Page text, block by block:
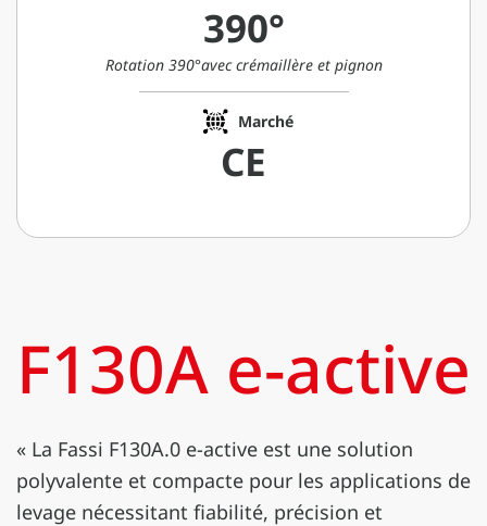
390°
Rotation 390°avec crémaillère et pignon
Marché
CE
F130A e-active
« La Fassi F130A.0 e-active est une solution
polyvalente et compacte pour les applications de
levage nécessitant fiabilité, précision et